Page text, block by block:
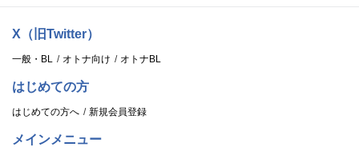
X（旧Twitter）
一般・BL オトナ向け オトナBL
はじめての方
はじめての方へ 新規会員登録
メインメニュー